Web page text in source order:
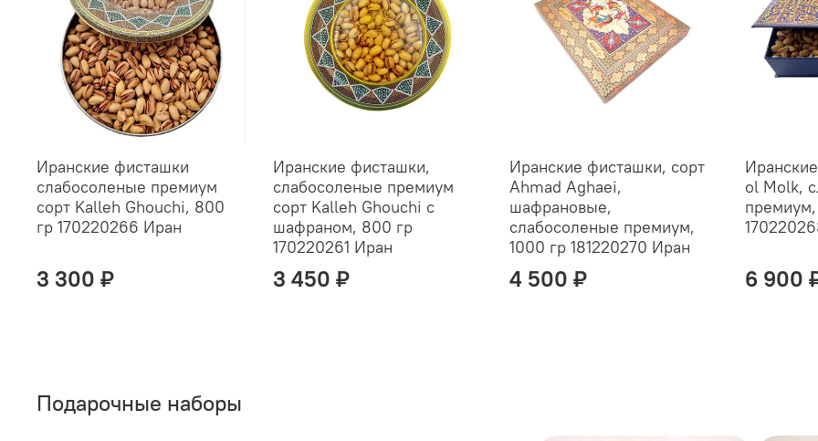
Иранские фисташки
слабосоленые премиум
сорт Kalleh Ghouchi, 800
гр 170220266 Иран
3 300 ₽
Иранские фисташки,
слабосоленые премиум
сорт Kalleh Ghouchi с
шафраном, 800 гр
170220261 Иран
3 450 ₽
Иранские фисташки, сорт
Ahmad Aghaei,
шафрановые,
слабосоленые премиум,
1000 гр 181220270 Иран
4 500 ₽
ol Molk,
премиум,
6 900
Подарочные наборы